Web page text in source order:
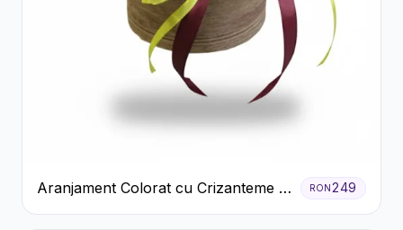
Aranjament Colorat cu Crizanteme în
Cutie Rustică
RON249